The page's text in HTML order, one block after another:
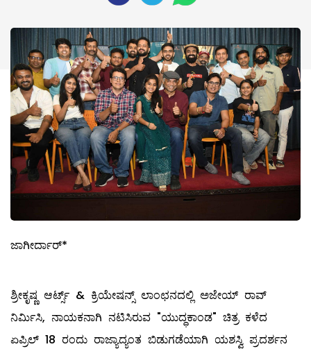
ಜಾಗೀರ್ದಾರ್*
ಶ್ರೀಕೃಷ್ಣ ಆರ್ಟ್ಸ್ & ಕ್ರಿಯೇಷನ್ಸ್ ಲಾಂಛನದಲ್ಲಿ ಅಜೇಯ್ ರಾವ್
ನಿರ್ಮಿಸಿ, ನಾಯಕನಾಗಿ ನಟಿಸಿರುವ "ಯುದ್ಧಕಾಂಡ" ಚಿತ್ರ ಕಳೆದ
ಏಪ್ರಿಲ್ 18 ರಂದು ರಾಜ್ಯಾದ್ಯಂತ ಬಿಡುಗಡೆಯಾಗಿ ಯಶಸ್ವಿ ಪ್ರದರ್ಶನ